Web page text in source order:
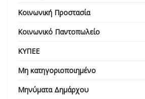
Κοινωνική Προστασία
Κοινωνικό Παντοπωλείο
ΚΥΠΕΕ
Μη κατηγοριοποιημένο
Μηνύματα Δημάρχου